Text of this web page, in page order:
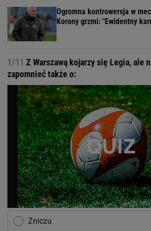
Ogromna kontrowersja w
Korony grzmi: "Ewidentny
1/11 Z Warszawą kojarzy się Legia, ale
zapomnieć także o:
Zniczu